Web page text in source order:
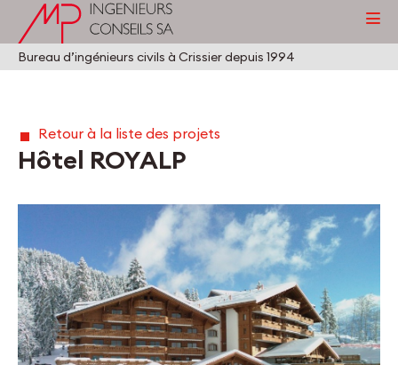
Bureau d’ingénieurs civils à Crissier depuis 1994
Retour à la liste des projets
Hôtel ROYALP